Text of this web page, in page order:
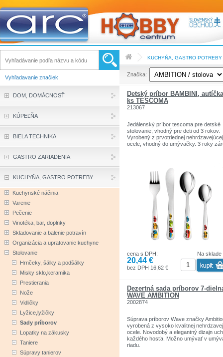
KUCHYŇA, GASTRO POTREBY
Značka:
Detský príbor BAMBINI,
ks TESCOMA
213067
Jedálenský príbor tescoma pre detské
stolovanie, vhodný pre deti od 3 rokov.
Vyrobený z prvotriednej nehrdzavejúcej
ocele, vhodný do umývačky. 3 roky
Na sklade
cena s DPH:
20,44 €
bez DPH 16,62 €
Dezertná sada príborov 7-
WAVE AMBITION
2002874
Súprava príborov Wave značky
vyrobená z vysoko kvalitnej
ocele. Novodobý a elegantný dizajn
každého hosťa. Možno umývať v
riadu.
Vyhľadavanie značiek
DOM, DOMÁCNOSŤ
KÚPEĽŇA
BIELA TECHNIKA
GASTRO ZARIADENIA
KUCHYŇA, GASTRO POTREBY
Kuchynské náčinia
Varenie
Pečenie
Vinotéka, bar, doplnky
Skladovanie a balenie potravín
Organizácia a upratovanie kuchyne
Stolovanie
Hrnčeky, šálky a podšálky
Misky sklo,keramika
Prestierania
Nože
Vidličky
Lyžice,lyžičky
Sady príborov
Lopatky na zákusky
Taniere
Súpravy tanierov